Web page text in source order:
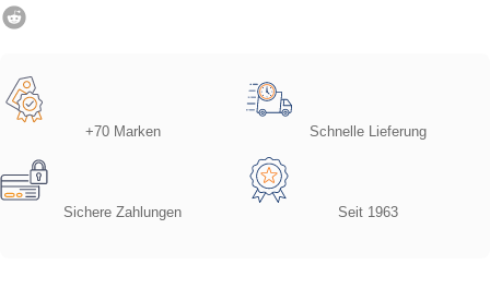
+70 Marken Schnelle Lieferung
Sichere Zahlungen Seit 1963